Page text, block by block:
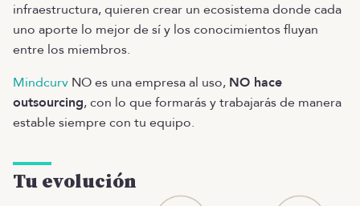
infraestructura, quieren crear un ecosistema donde cada
uno aporte lo mejor de sí y los conocimientos fluyan
entre los miembros.
Mindcurv NO es una empresa al uso, NO hace
outsourcing, con lo que formarás y trabajarás de manera
estable siempre con tu equipo.
Tu evolución